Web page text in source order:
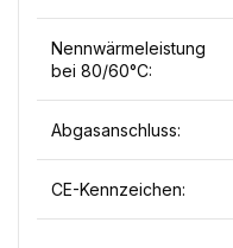
Nennwärmeleistung
bei 80/60°C:
Abgasanschluss:
CE-Kennzeichen: